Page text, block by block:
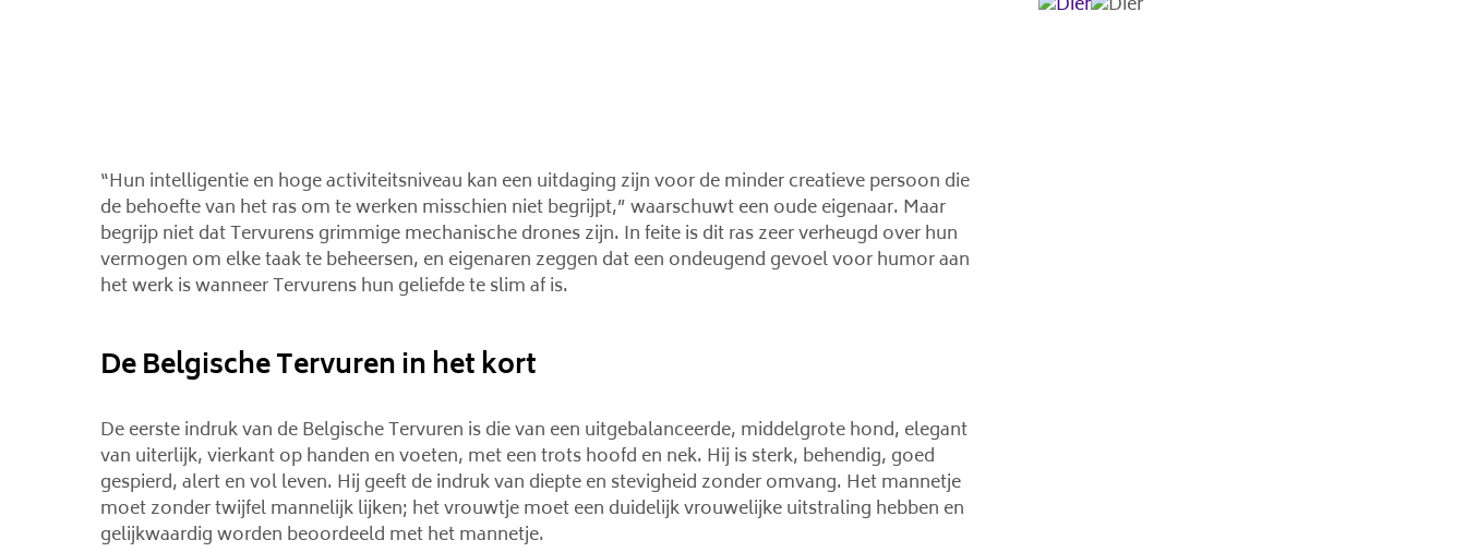
“Hun intelligentie en hoge activiteitsniveau kan een uitdaging zijn voor de minder creatieve persoon die
de behoefte van het ras om te werken misschien niet begrijpt,” waarschuwt een oude eigenaar. Maar
begrijp niet dat Tervurens grimmige mechanische drones zijn. In feite is dit ras zeer verheugd over hun
vermogen om elke taak te beheersen, en eigenaren zeggen dat een ondeugend gevoel voor humor aan
het werk is wanneer Tervurens hun geliefde te slim af is.
De Belgische Tervuren in het kort
De eerste indruk van de Belgische Tervuren is die van een uitgebalanceerde, middelgrote hond, elegant
van uiterlijk, vierkant op handen en voeten, met een trots hoofd en nek. Hij is sterk, behendig, goed
gespierd, alert en vol leven. Hij geeft de indruk van diepte en stevigheid zonder omvang. Het mannetje
moet zonder twijfel mannelijk lijken; het vrouwtje moet een duidelijk vrouwelijke uitstraling hebben en
gelijkwaardig worden beoordeeld met het mannetje.